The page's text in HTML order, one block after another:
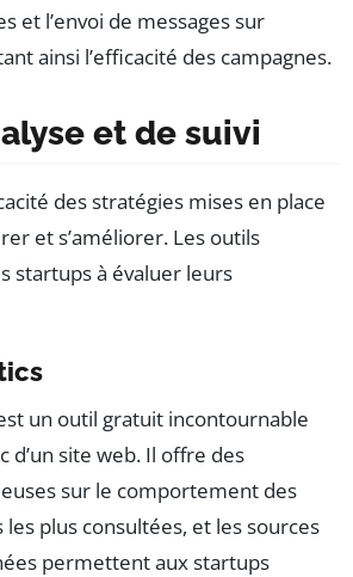
et l’envoi de messages sur
ainsi l’efficacité des campagnes.
et de suivi
des stratégies mises en place
et s’améliorer. Les outils
startups à évaluer leurs
un outil gratuit incontournable
d’un site web. Il offre des
sur le comportement des
les plus consultées, et les sources
permettent aux startups